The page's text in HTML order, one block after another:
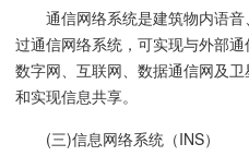
通信网络系统是建筑物内语
过通信网络系统，可实现与外部通
数字网、 互联网、 数据通信网及卫
和实现信息共享。
(三)信息网络系统（INS）